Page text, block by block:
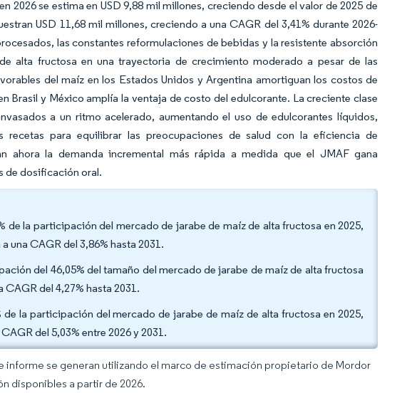
2026 se estima en USD 9,88 mil millones, creciendo desde el valor de 2025 de
USD 11,68 mil millones, creciendo a una CAGR del 3,41% durante 2026-
las constantes reformulaciones de bebidas y la resistente absorción
alta fructosa en una trayectoria de crecimiento moderado a pesar de las
del maíz en los Estados Unidos y Argentina amortiguan los costos de
Brasil y México amplía la ventaja de costo del edulcorante. La creciente clase
a un ritmo acelerado, aumentando el uso de edulcorantes líquidos,
recetas para equilibrar las preocupaciones de salud con la eficiencia de
ahora la demanda incremental más rápida a medida que el JMAF gana
de dosificación oral.
de la participación del mercado de jarabe de maíz de alta fructosa en 2025,
una CAGR del 3,86% hasta 2031.
del 46,05% del tamaño del mercado de jarabe de maíz de alta fructosa
del 4,27% hasta 2031.
la participación del mercado de jarabe de maíz de alta fructosa en 2025,
del 5,03% entre 2026 y 2031.
informe se generan utilizando el marco de estimación propietario de Mordor
disponibles a partir de 2026.